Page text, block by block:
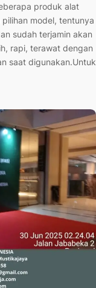
produk alat
model, tentunya
sudah terjamin akan
rapi, terawat dengan
saat digunakan.Untuk